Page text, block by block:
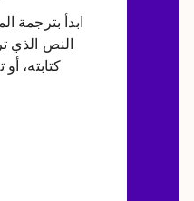
ابدأ بترجمة
النص الذي
كتابته،